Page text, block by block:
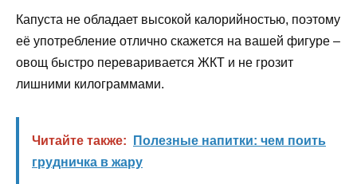
Капуста не обладает высокой калорийностью, поэтому
её употребление отлично скажется на вашей фигуре –
овощ быстро переваривается ЖКТ и не грозит
лишними килограммами.
Читайте также:
Полезные напитки: чем поить
грудничка в жару